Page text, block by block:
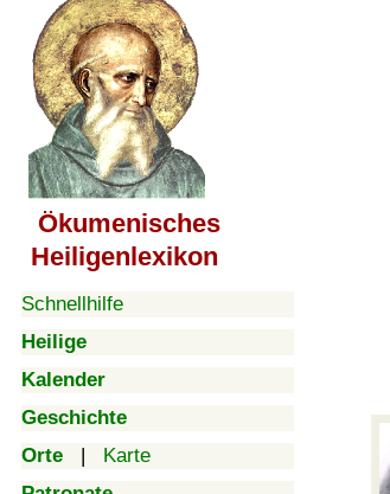
Ökumenisches
Heiligenlexikon
Schnellhilfe
Heilige
Kalender
Geschichte
Orte | Karte